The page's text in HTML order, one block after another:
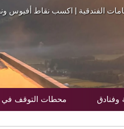
الفندقية | اكسب نقاط أفيوس
محطات التوقف في